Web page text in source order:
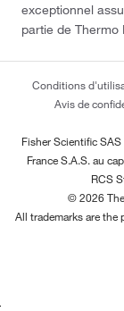
exceptionnel
partie de Thermo
Conditions
Avis de
Fisher Scientific
FranceS.A.S. au
RCS
© 2026
All trademarks are